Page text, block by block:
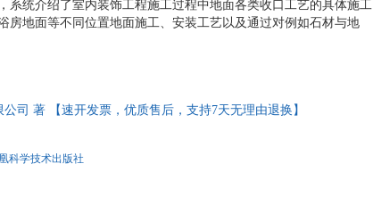
系统介绍了室内装饰工程施工过程中地面各类收口工艺的具体施工
房地面等不同位置地面施工、安装工艺以及通过对例如石材与地
做法进行剖析及系统讲解，涵盖了空间内大部分常用地面施工工
件建模结合CAD深化节点图纸，进行系统剖析，方便查阅。
司 著 【速开发票，优质售后，支持7天无理由退换】
科学技术出版社